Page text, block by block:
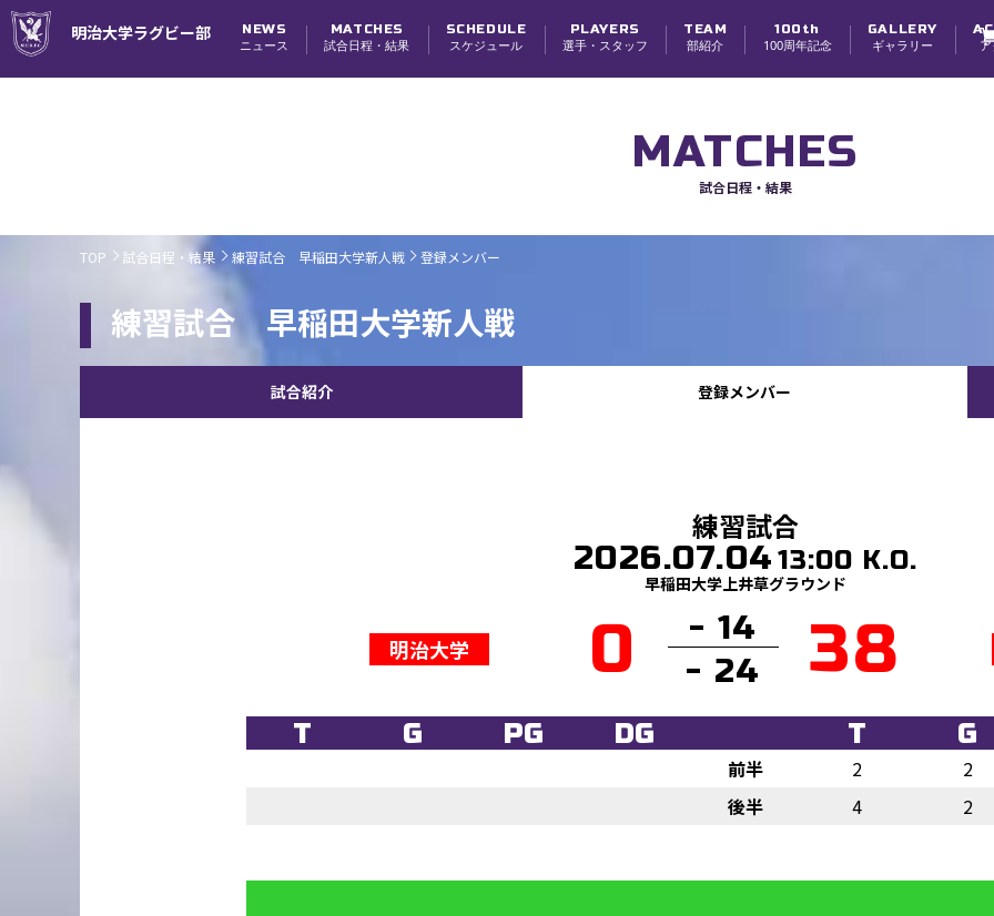
明治大学ラグビー部 NEWS
ニュース
MATCHES
試合日程・結果
SCHEDULE
スケジュール
PLAYERS
選手・スタッフ
TEAM
部紹介
100th
100周年記念
GALLERY
ギャラリー
MATCHES
試合日程・結果
TOP 試合日程・結果 練習試合 早稲田大学新人戦 登録メンバー
練習試合 早稲田大学新人戦
試合紹介 登録メンバー
練習試合
2026.07.04 13:00 K.O.
早稲田大学上井草グラウンド
明治大学 0
- 14
- 24
38
T G PG DG T G
前半 2
2
後半
4 2